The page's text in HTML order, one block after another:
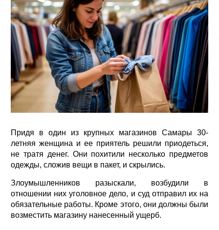
Придя в один из крупных магазинов Самары 30-
летняя женщина и ее приятель решили приодеться,
не тратя денег. Они похитили несколько предметов
одежды, сложив вещи в пакет, и скрылись.
Злоумышленников разыскали, возбудили в
отношении них уголовное дело, и суд отправил их на
обязательные работы. Кроме этого, они должны были
возместить магазину нанесенный ущерб.